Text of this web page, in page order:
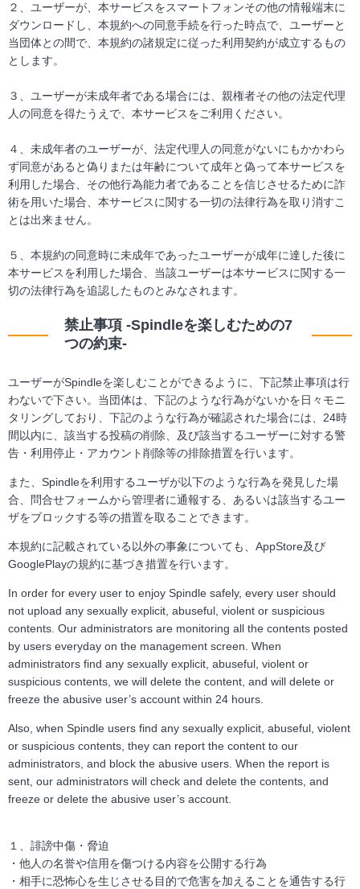
２、ユーザーが、本サービスをスマートフォンその他の情報端末に
ダウンロードし、本規約への同意手続を行った時点で、ユーザーと
当団体との間で、本規約の諸規定に従った利用契約が成立するもの
とします。
３、ユーザーが未成年者である場合には、親権者その他の法定代理
人の同意を得たうえで、本サービスをご利用ください。
４、未成年者のユーザーが、法定代理人の同意がないにもかかわら
ず同意があると偽りまたは年齢について成年と偽って本サービスを
利用した場合、その他行為能力者であることを信じさせるために詐
術を用いた場合、本サービスに関する一切の法律行為を取り消すこ
とは出来ません。
５、本規約の同意時に未成年であったユーザーが成年に達した後に
本サービスを利用した場合、当該ユーザーは本サービスに関する一
切の法律行為を追認したものとみなされます。
禁止事項 -Spindleを楽しむための7
つの約束-
ユーザーがSpindleを楽しむことができるように、下記禁止事項は行
わないで下さい。当団体は、下記のような行為がないかを日々モニ
タリングしており、下記のような行為が確認された場合には、24時
間以内に、該当する投稿の削除、及び該当するユーザーに対する警
告・利用停止・アカウント削除等の排除措置を行います。
また、Spindleを利用するユーザが以下のような行為を発見した場
合、問合せフォームから管理者に通報する、あるいは該当するユー
ザをブロックする等の措置を取ることできます。
本規約に記載されている以外の事象についても、AppStore及び
GooglePlayの規約に基づき措置を行います。
In order for every user to enjoy Spindle safely, every user should
not upload any sexually explicit, abuseful, violent or suspicious
contents. Our administrators are monitoring all the contents posted
by users everyday on the management screen. When
administrators find any sexually explicit, abuseful, violent or
suspicious contents, we will delete the content, and will delete or
freeze the abusive user’s account within 24 hours.
Also, when Spindle users find any sexually explicit, abuseful, violent
or suspicious contents, they can report the content to our
administrators, and block the abusive users. When the report is
sent, our administrators will check and delete the contents, and
freeze or delete the abusive user’s account.
１、誹謗中傷・脅迫
・他人の名誉や信用を傷つける内容を公開する行為
・相手に恐怖心を生じさせる目的で危害を加えることを通告する行